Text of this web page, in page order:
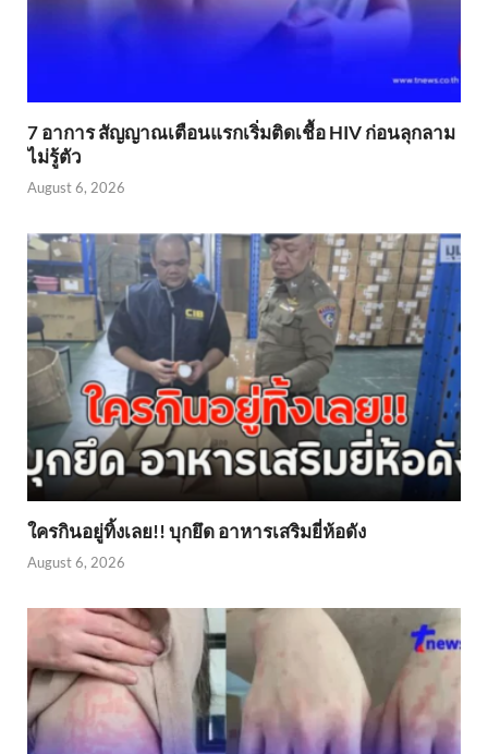
7 อาการ สัญญาณเตือนแรกเริ่มติดเชื้อ HIV ก่อนลุกลาม
ไม่รู้ตัว
August 6, 2026
ใครกินอยู่ทิ้งเลย!! บุกยึด อาหารเสริมยี่ห้อดัง
August 6, 2026